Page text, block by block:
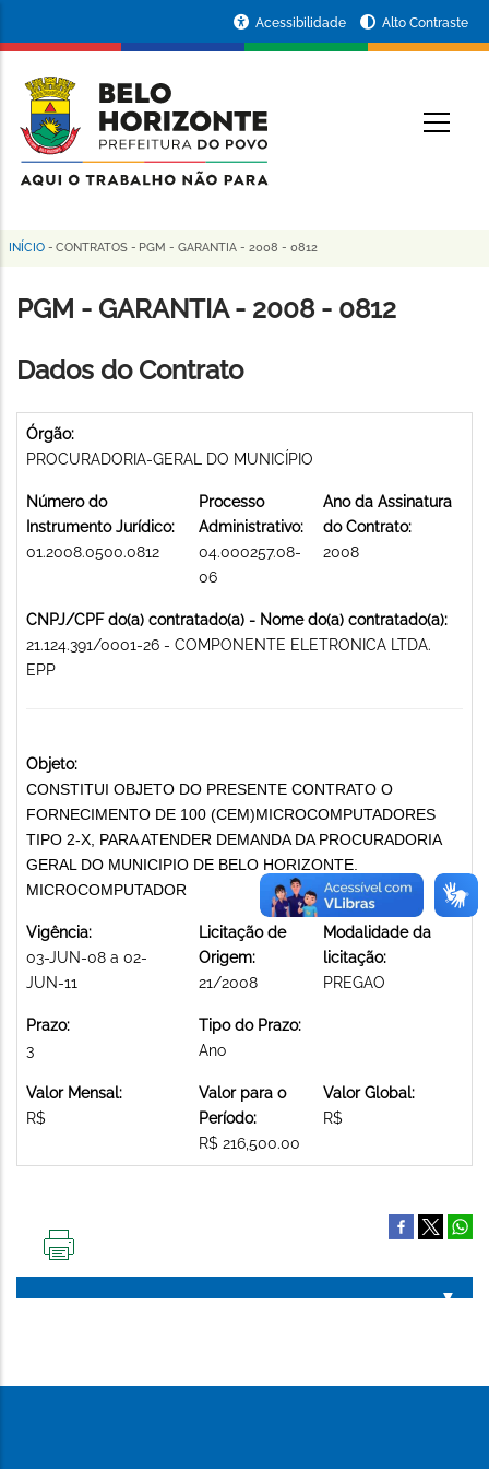
conteúdo
principal
da
Prefeitura
de
Horizonte
Acessibilidade Alto Contraste
Trilha
de
INÍCIO - CONTRATOS - PGM - GARANTIA - 2008 - 0812
PGM - GARANTIA - 2008 - 0812
Dados do Contrato
Órgão:
PROCURADORIA-GERAL DO MUNICÍPIO
Número do
Instrumento Jurídico:
01.2008.0500.0812
Processo
Administrativo:
04.000257.08-
06
Ano da Assinatura
do Contrato:
2008
CNPJ/CPF do(a) contratado(a) - Nome do(a) contratado(a):
21.124.391/0001-26 - COMPONENTE ELETRONICA LTDA.
EPP
Objeto:
CONSTITUI OBJETO DO PRESENTE CONTRATO O
FORNECIMENTO DE 100 (CEM)MICROCOMPUTADORES
TIPO 2-X, PARA ATENDER DEMANDA DA PROCURADORIA
GERAL DO MUNICIPIO DE BELO HORIZONTE.
MICROCOMPUTADOR
Vigência:
03-JUN-08 a 02-
JUN-11
Licitação de
Origem:
21/2008
Modalidade da
licitação:
PREGAO
Prazo:
3
Tipo do Prazo:
Ano
Valor Mensal:
R$
Valor para o
Período:
R$ 216,500.00
Valor Global:
R$
PÁGINA